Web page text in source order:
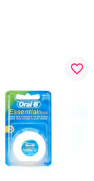
favorite_border